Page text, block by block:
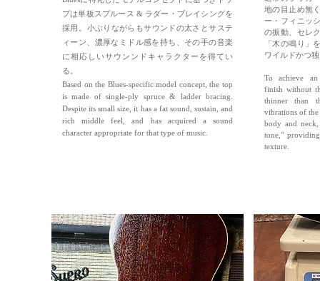
プは単板スプルース & ラダー・ブレイシングを
採用。​小ぶりながらもサウンドの太さとサステ
ィーン、濃厚なミドル感を持ち、その手の音楽
に相応しいサウンンドキャラク ターを得てい
る
Based on the Blues-specific model concept, the top
is made of single-ply spruce & ladder bracing.
Despite its small size, it has a fat sound, sustain, and
rich middle feel, and has acquired a sound
character appropriate for that type of music.
地の目止め無
ー・フィニッ
の振動、セレ
「木の鳴り」
ワイルドかつ
To achieve an
finish without
thinner than
vibrations of the
body and
tone,"
texture.